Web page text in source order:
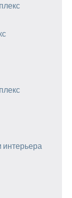
интерьера